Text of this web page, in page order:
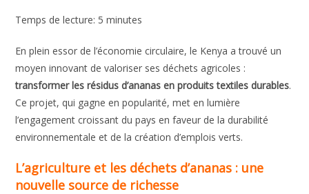
Temps de lecture: 5 minutes
En plein essor de l’économie circulaire, le Kenya a trouvé un
moyen innovant de valoriser ses déchets agricoles :
transformer les résidus d’ananas en produits textiles durables.
Ce projet, qui gagne en popularité, met en lumière
l’engagement croissant du pays en faveur de la durabilité
environnementale et de la création d’emplois verts.
L’agriculture et les déchets d’ananas : une
nouvelle source de richesse